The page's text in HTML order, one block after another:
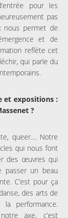
pour les
pas
nous permet de
et de
reflète cet
qui parle du
et expositions :
?
queer.... Notre
qui nous font
des œuvres qui
passer un beau
C’est pour ça
des arts de
performance.
axe, c’est